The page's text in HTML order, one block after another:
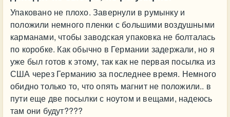
Упаковано не плохо. Завернули в румынку и
положили немного пленки с большими воздушными
карманами, чтобы заводская упаковка не болталась
по коробке. Как обычно в Германии задержали, но я
уже был готов к этому, так как не первая посылка из
США через Германию за последнее время. Немного
обидно только то, что опять магнит не положили.. в
пути еще две посылки с ноутом и вещами, надеюсь
там они будут????